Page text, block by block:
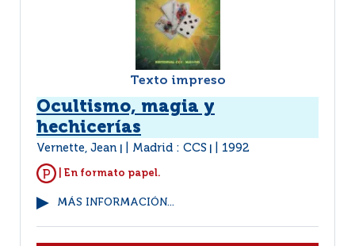
Texto impreso
Ocultismo, magia y
hechicerías
Vernette, Jean Madrid : CCS 1992
| En formato papel.
MÁS INFORMACIÓN...